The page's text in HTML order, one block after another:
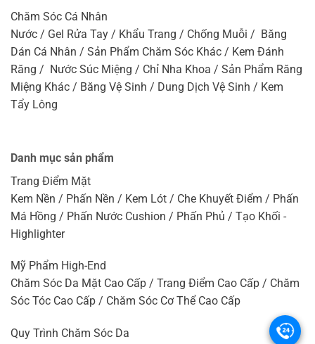
Chăm Sóc Cá Nhân
Nước / Gel Rửa Tay / Khẩu Trang / Chống Muỗi / Băng
Dán Cá Nhân / Sản Phẩm Chăm Sóc Khác / Kem Đánh
Răng / Nước Súc Miệng / Chỉ Nha Khoa / Sản Phẩm Răng
Miệng Khác / Băng Vệ Sinh / Dung Dịch Vệ Sinh / Kem
Tẩy Lông
Danh mục sản phẩm
Trang Điểm Mặt
Kem Nền / Phấn Nền / Kem Lót / Che Khuyết Điểm / Phấn
Má Hồng / Phấn Nước Cushion / Phấn Phủ / Tạo Khối -
Highlighter
Mỹ Phẩm High-End
Chăm Sóc Da Mặt Cao Cấp / Trang Điểm Cao Cấp / Chăm
Sóc Tóc Cao Cấp / Chăm Sóc Cơ Thể Cao Cấp
Quy Trình Chăm Sóc Da .